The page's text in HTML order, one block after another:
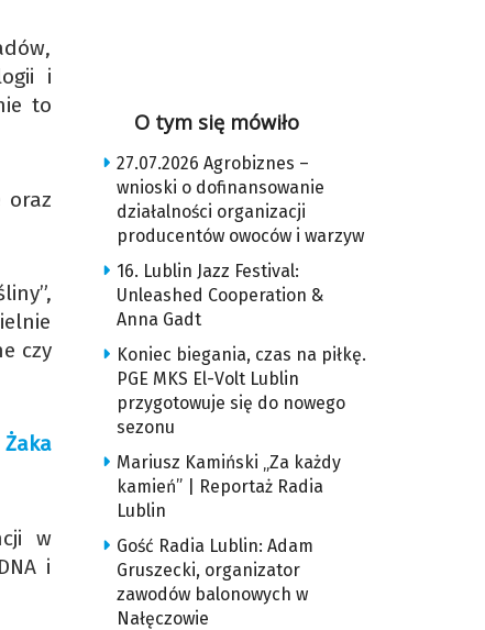
i
to
oraz
czy
w
i
O tym się mówiło
27.07.2026 Agrobiznes –
wnioski o dofinansowanie
działalności organizacji
producentów owoców i warzyw
16. Lublin Jazz Festival:
Unleashed Cooperation &
Anna Gadt
Koniec biegania, czas na piłkę.
PGE MKS El-Volt Lublin
przygotowuje się do nowego
sezonu
Mariusz Kamiński „Za każdy
kamień” | Reportaż Radia
Lublin
Gość Radia Lublin: Adam
Gruszecki, organizator
zawodów balonowych w
Nałęczowie